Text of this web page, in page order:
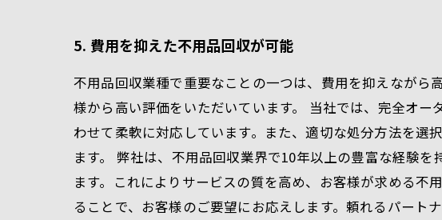
5. 費用を抑えた不用品回収が可能
不用品回収業種で重要なことの一つは、費用を抑えながら
様から高い評価をいただいています。 当社では、完全オ
わせて柔軟に対応しています。また、適切な処分方法を選
ます。 弊社は、不用品回収業界で10年以上の豊富な経験
ます。これによりサービスの質を高め、お客様が求める
ることで、お客様のご要望にお応えします。頼れるパート